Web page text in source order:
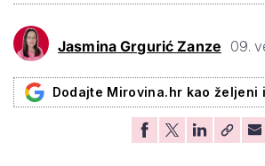
Jasmina Grgurić Zanze 09.
Dodajte Mirovina.hr kao željeni